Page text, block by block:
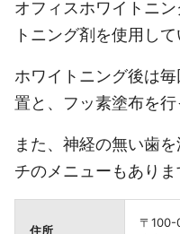
オフィスホワイトニ
トニング剤を使用して
ホワイトニング後は
置と、フッ素塗布を行
また、神経の無い歯
チのメニューもありま
住所
〒100-